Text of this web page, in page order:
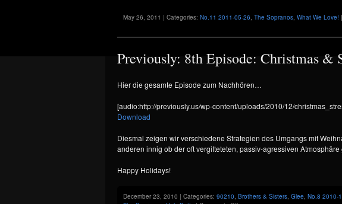
May 26, 2011 | Categories: No.11 2011-05-26 The Sopranos What We Love!
Previously: 8th Episode: Christmas &
Hier die gesamte Episode zum Nachhören…
[audio:http://previously.us/wp-content/uploads/2010/12/
Download
Diesmal zeigen wir verschiedene Strategien des Umgangs mit
anderen innig ob der oft vergifteteten, passiv-agressiven
Happy Holidays!
December 23, 2010 | Categories: 90210, Brothers & Sisters, Glee, No.8 2010-